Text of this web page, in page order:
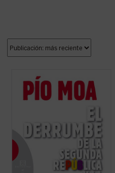
¿Llegó la Guerra Civil española por una
amenaza fascista a la que se vio obligada a
resistir la izquierda, o por un peligro
revolucionario que la derecha hubo de